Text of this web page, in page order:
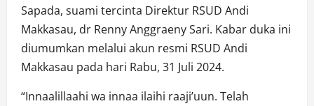
Sapada, suami tercinta Direktur RSUD Andi
Makkasau, dr Renny Anggraeny Sari. Kabar duka ini
diumumkan melalui akun resmi RSUD Andi
Makkasau pada hari Rabu, 31 Juli 2024.
“Innaalillaahi wa innaa ilaihi raaji’uun. Telah